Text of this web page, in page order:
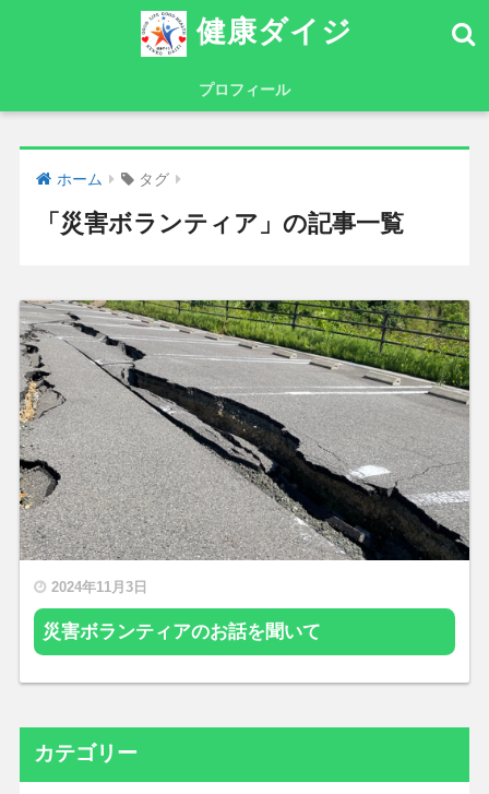
健康ダイジ
プロフィール
ホーム タグ
「災害ボランティア」の記事一覧
2024年11月3日
災害ボランティアのお話を聞いて
カテゴリー